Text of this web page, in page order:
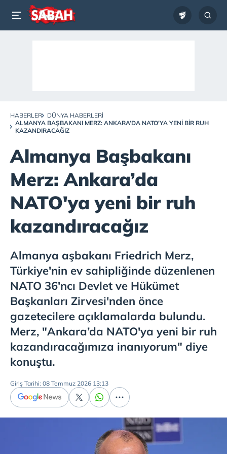
HABERLER
DÜNYA HABERLERI
ALMANYA BAŞBAKANI MERZ: ANKARA’DA NATO'YA YENI BIR RUH
KAZANDIRACAĞIZ
Almanya Başbakanı
Merz: Ankara’da
NATO'ya yeni bir ruh
kazandıracağız
Almanya aşbakanı Friedrich Merz,
Türkiye'nin ev sahipliğinde düzenlenen
NATO 36'ncı Devlet ve Hükümet
Başkanları Zirvesi'nden önce
gazetecilere açıklamalarda bulundu.
Merz, "Ankara’da NATO'ya yeni bir ruh
kazandıracağımıza inanıyorum" diye
konuştu.
Giriş Tarihi: 08 Temmuz 2026 13:13